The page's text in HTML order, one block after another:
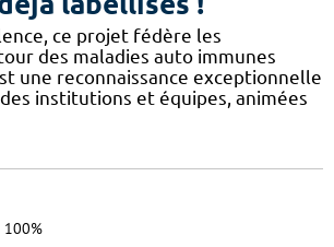
ce projet fédère les
des maladies auto immunes
une reconnaissance exceptionnelle
institutions et équipes, animées
100%